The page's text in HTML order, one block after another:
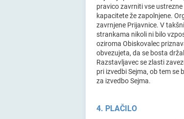
pravico zavrniti vse
kapacitete že zapolnjene.
zavrnjene Prijavnice. V
strankama nikoli ni bilo
oziroma Obiskovalec
obvezujeta, da se bosta
Razstavljavec se zlasti
pri izvedbi Sejma, ob tem
za izvedbo Sejma.
4. PLAČILO